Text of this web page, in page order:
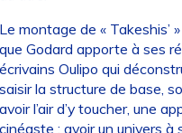
montage de « Takeshis’
Godard apporte à ses
Oulipo qui
la structure de base,
l’air d’y toucher, une
: avoir un univers à